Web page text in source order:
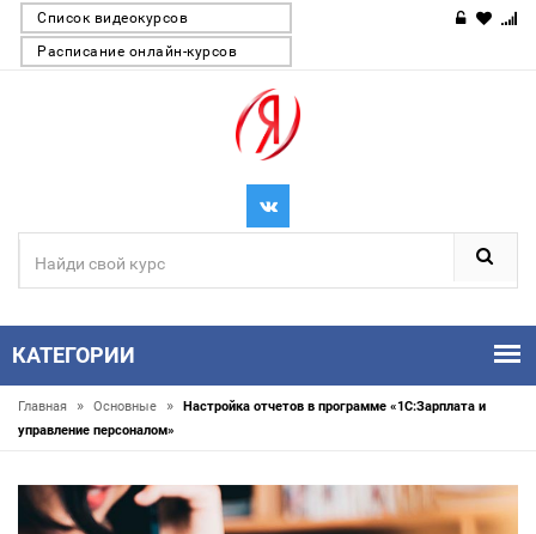
Список видеокурсов
Расписание онлайн-курсов
КАТЕГОРИИ
Главная » Основные »
Настройка отчетов в программе «1С:Зарплата и
управление персоналом»